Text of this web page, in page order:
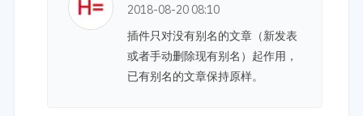
2018-08-20 08:10
插件只对没有别名的文章（新发表
或者手动删除现有别名）起作用，
已有别名的文章保持原样。